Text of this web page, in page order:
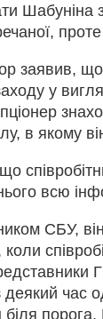
заявив,
у
в якому
всю
СБУ,
час
порога.